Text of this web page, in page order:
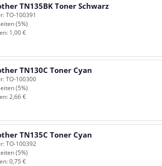
TN135BK Toner Schwarz
TO-100391
(5%)
1,00 €
TN130C Toner Cyan
TO-100300
(5%)
2,66 €
TN135C Toner Cyan
TO-100392
(5%)
0,75 €